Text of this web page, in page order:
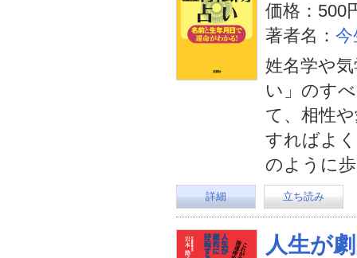
価格：500
著者名： 今
姓名学や
い」のす
て、相性
すればよ
のように
詳細 立ち読み
人生が